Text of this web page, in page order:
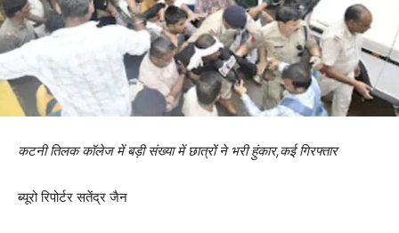
कटनी तिलक कॉलेज में बड़ी संख्या में छात्रों ने भरी हुंकार,कई गिरफ्तार
ब्यूरो रिपोर्टर सतेंद्र जैन